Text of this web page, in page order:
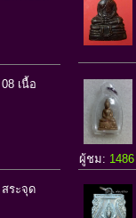
เนื้อ
ผู้ชม: 1486
ระจุด